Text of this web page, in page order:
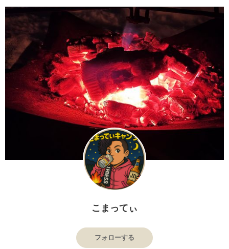
こまってぃ
フォローする